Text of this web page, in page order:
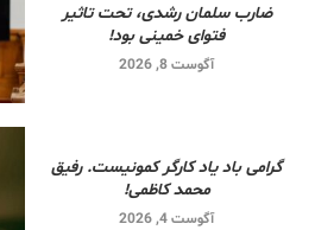
ضارب سلمان رشدی، تحت تاثیر
فتوای خمینی بود!
آگوست 8, 2026
گرامی باد یاد کارگر کمونیست. رفیق
محمد کاظمی!
آگوست 4, 2026